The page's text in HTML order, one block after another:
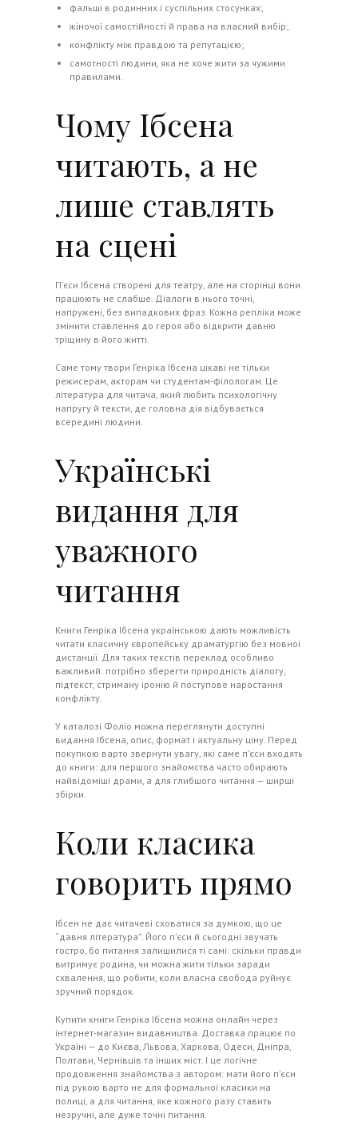
фальші в родинних і суспільних стосунках;
жіночої самостійності й права на власний вибір;
конфлікту між правдою та репутацією;
самотності людини, яка не хоче жити за чужими
правилами.
Чому Ібсена
читають, а не
лише ставлять
на сцені
П’єси Ібсена створені для театру, але на сторінці вони
працюють не слабше. Діалоги в нього точні,
напружені, без випадкових фраз. Кожна репліка може
змінити ставлення до героя або відкрити давню
тріщину в його житті.
Саме тому твори Генріка Ібсена цікаві не тільки
режисерам, акторам чи студентам-філологам. Це
література для читача, який любить психологічну
напругу й тексти, де головна дія відбувається
всередині людини.
Українські
видання для
уважного
читання
Книги Генріка Ібсена українською дають можливість
читати класичну європейську драматургію без мовної
дистанції. Для таких текстів переклад особливо
важливий: потрібно зберегти природність діалогу,
підтекст, стриману іронію й поступове наростання
конфлікту.
У каталозі Фоліо можна переглянути доступні
видання Ібсена, опис, формат і актуальну ціну. Перед
покупкою варто звернути увагу, які саме п’єси входять
до книги: для першого знайомства часто обирають
найвідоміші драми, а для глибшого читання — ширші
збірки.
Коли класика
говорить прямо
Ібсен не дає читачеві сховатися за думкою, що це
“давня література”. Його п’єси й сьогодні звучать
гостро, бо питання залишилися ті самі: скільки правди
витримує родина, чи можна жити тільки заради
схвалення, що робити, коли власна свобода руйнує
зручний порядок.
Купити книги Генріка Ібсена можна онлайн через
інтернет-магазин видавництва. Доставка працює по
Україні — до Києва, Львова, Харкова, Одеси, Дніпра,
Полтави, Чернівців та інших міст. І це логічне
продовження знайомства з автором: мати його п’єси
під рукою варто не для формальної класики на
полиці, а для читання, яке кожного разу ставить
незручні, але дуже точні питання.